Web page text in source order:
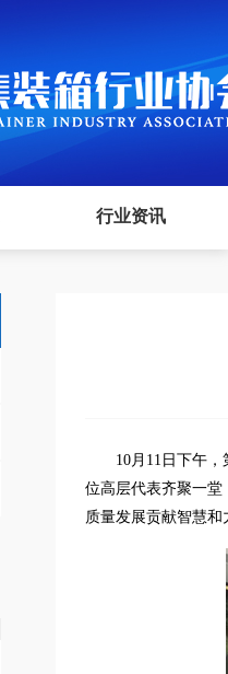
行业资讯
10月11日下午
位高层代表齐聚一堂
质量发展贡献智慧